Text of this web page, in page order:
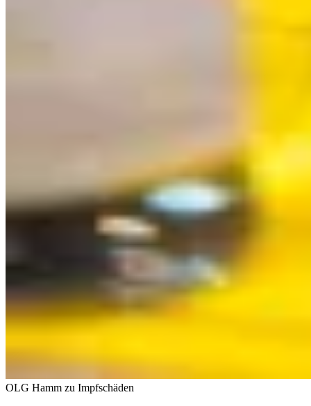
OLG Hamm zu Impfschäden